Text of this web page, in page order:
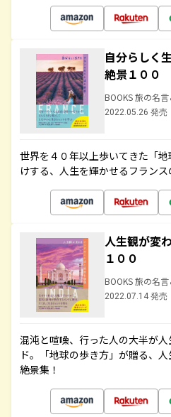
自分らしく
絶景１００
BOOKS 旅の名
2022.05.26 発売
世界を４０年以上歩いてきた「
けする、人生を輝かせるフラン
人生観が変
１００
BOOKS 旅の名
2022.07.14 発売
混沌と喧噪、行った人の大半が
ド。「地球の歩き方」が贈る、
絶景集！